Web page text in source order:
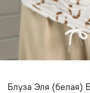
Блуза Эля (белая)